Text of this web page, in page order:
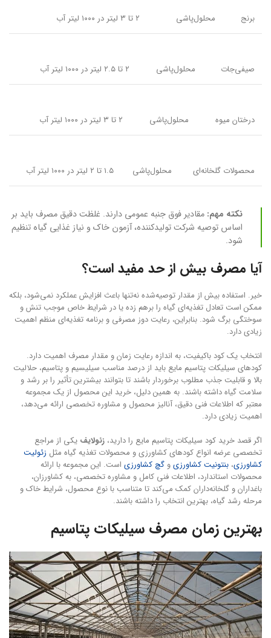
برنج محلول‌پاشی ۲ تا ۳ لیتر در ۱۰۰۰ لیتر آب
صیفی‌جات محلول‌پاشی ۲ تا ۲.۵ لیتر در ۱۰۰۰ لیتر آب
درختان میوه محلول‌پاشی ۲ تا ۳ لیتر در ۱۰۰۰ لیتر آب
محصولات گلخانه‌ای محلول‌پاشی ۱.۵ تا ۲ لیتر در ۱۰۰۰ لیتر آب
نکته مهم: مقادیر فوق جنبه عمومی دارند. غلظت دقیق مصرف باید بر
اساس توصیه شرکت تولیدکننده، آزمون خاک و نیاز غذایی گیاه تنظیم
شود.
آیا مصرف بیش از حد مفید است؟
خیر. استفاده بیش از مقدار توصیه‌شده نه‌تنها باعث افزایش عملکرد نمی‌شود، بلکه
ممکن است تعادل تغذیه‌ای گیاه را برهم زده یا در شرایط خاص موجب تنش و
سوختگی برگ شود. بنابراین، رعایت دوز مصرفی و برنامه تغذیه‌ای منظم اهمیت
زیادی دارد.
انتخاب یک کود باکیفیت، به اندازه رعایت زمان و مقدار مصرف اهمیت دارد.
کودهای سیلیکات پتاسیم مایع باید از درصد مناسب سیلیسیم و پتاسیم، حلالیت
بالا و قابلیت جذب مطلوب برخوردار باشند تا بتوانند بیشترین تأثیر را بر رشد و
سلامت گیاه داشته باشند. به همین دلیل، خرید این محصول از یک مجموعه
معتبر که اطلاعات فنی دقیق، آنالیز محصول و مشاوره تخصصی ارائه می‌دهد،
اهمیت زیادی دارد.
اگر قصد خرید کود سیلیکات پتاسیم مایع را دارید، زئولایف یکی از مراجع
تخصصی عرضه انواع کودهای کشاورزی و محصولات تغذیه گیاه مثل زئولیت
کشاورزی، بنتونیت کشاورزیو گچ کشاورزی است. این مجموعه با ارائه
محصولات استاندارد، اطلاعات فنی کامل و مشاوره تخصصی، به کشاورزان،
باغداران و گلخانه‌داران کمک می‌کند تا متناسب با نوع محصول، شرایط خاک و
مرحله رشد گیاه، بهترین انتخاب را داشته باشند.
بهترین زمان مصرف سیلیکات پتاسیم